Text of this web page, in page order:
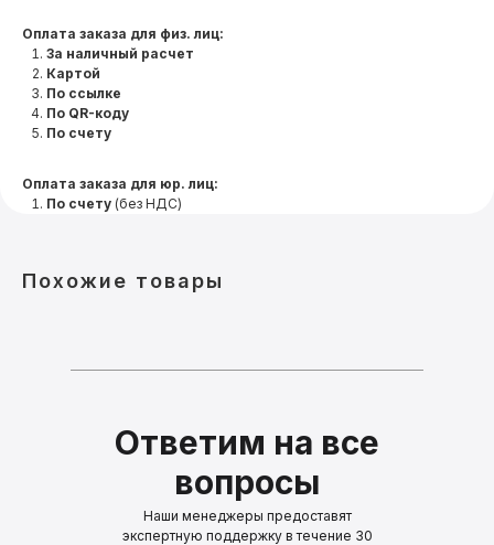
Оплата заказа для физ. лиц:
За наличный расчет
Картой
По ссылке
По QR-коду
По счету
Оплата заказа для юр. лиц:
По счету (без НДС)
Похожие товары
Наши менеджеры предоставят
экспертную поддержку в течение 30
Ответим на все
вопросы